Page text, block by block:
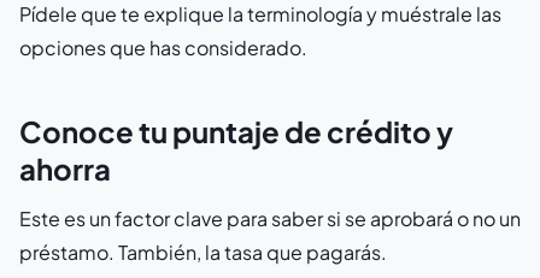
Pídele que te explique la terminología y muéstrale las
opciones que has considerado.
Conoce tu puntaje de crédito y
ahorra
Este es un factor clave para saber si se aprobará o no un
préstamo. También, la tasa que pagarás.